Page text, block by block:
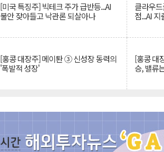
[미국 특징주] 빅테크 주가 급반등...AI
불안 잦아들고 낙관론 되살아나
클라우
점...AI
[홍콩 대장주] 메이퇀 ③ 신성장 동력의
'폭발적 성장'
[홍콩 대
승, 밸류